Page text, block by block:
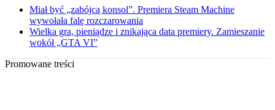
Miał być „zabójcą konsol”. Premiera Steam Machine
wywołała falę rozczarowania
Wielka gra, pieniądze i znikająca data premiery. Zamieszanie
wokół „GTA VI”
Promowane treści